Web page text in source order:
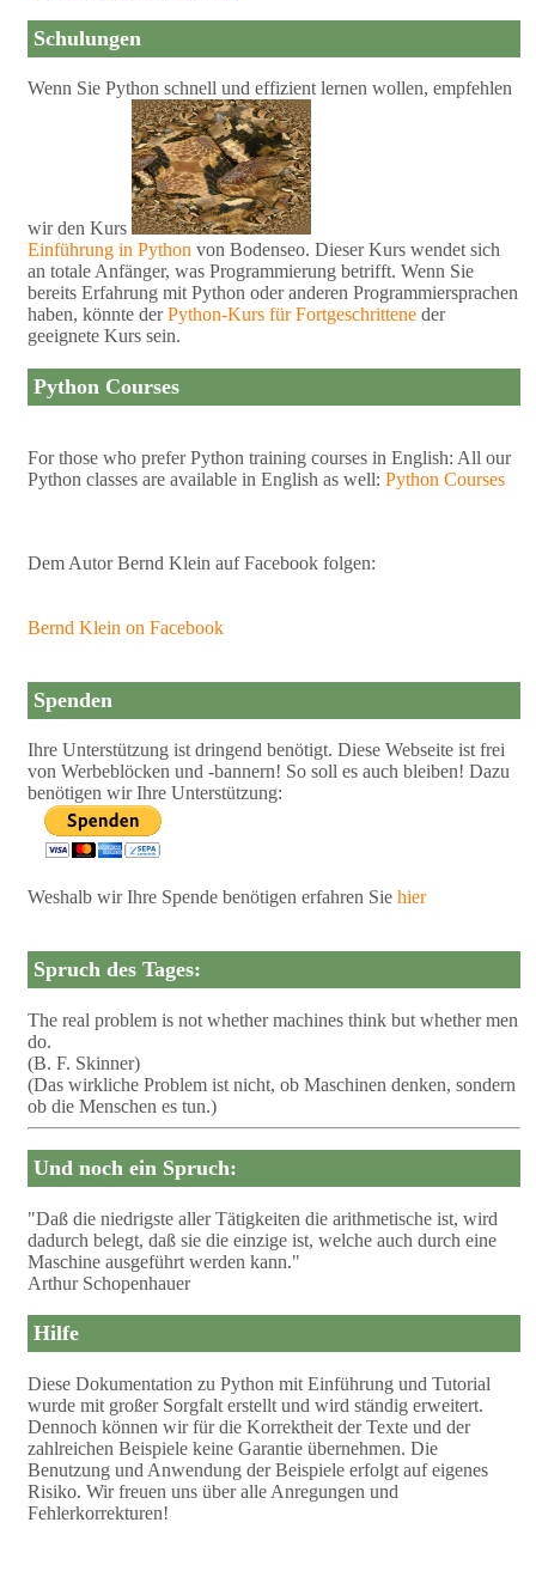
Schulungen
Wenn Sie Python schnell und effizient lernen wollen, empfehlen
wir den Kurs
Einführung in Python von Bodenseo. Dieser Kurs wendet sich
an totale Anfänger, was Programmierung betrifft. Wenn Sie
bereits Erfahrung mit Python oder anderen Programmiersprachen
haben, könnte derPython-Kurs für Fortgeschrittene der
geeignete Kurs sein.
Python Courses
For those who prefer Python training courses in English: All our
Python classes are available in English as well: Python Courses
Dem Autor Bernd Klein auf Facebook folgen:
Bernd Klein on Facebook
Spenden
Ihre Unterstützung ist dringend benötigt. Diese Webseite ist frei
von Werbeblöcken und -bannern! So soll es auch bleiben! Dazu
benötigen wir Ihre Unterstützung:
Weshalb wir Ihre Spende benötigen erfahren Sie hier
Spruch des Tages:
The real problem is not whether machines think but whether men
do.
(B. F. Skinner)
(Das wirkliche Problem ist nicht, ob Maschinen denken, sondern
ob die Menschen es tun.)
Und noch ein Spruch:
"Daß die niedrigste aller Tätigkeiten die arithmetische ist, wird
dadurch belegt, daß sie die einzige ist, welche auch durch eine
Maschine ausgeführt werden kann."
Arthur Schopenhauer
Hilfe
Diese Dokumentation zu Python mit Einführung und Tutorial
wurde mit großer Sorgfalt erstellt und wird ständig erweitert.
Dennoch können wir für die Korrektheit der Texte und der
zahlreichen Beispiele keine Garantie übernehmen. Die
Benutzung und Anwendung der Beispiele erfolgt auf eigenes
Risiko. Wir freuen uns über alle Anregungen und
Fehlerkorrekturen!